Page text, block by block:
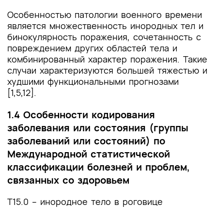
Особенностью патологии военного времени
является множественность инородных тел и
бинокулярность поражения, сочетанность с
повреждением других областей тела и
комбинированный характер поражения. Такие
случаи характеризуются большей тяжестью и
худшими функциональными прогнозами
[1,5,12].
1.4 Особенности кодирования
заболевания или состояния (группы
заболеваний или состояний) по
Международной статистической
классификации болезней и проблем,
связанных со здоровьем
Т15.0 – инородное тело в роговице